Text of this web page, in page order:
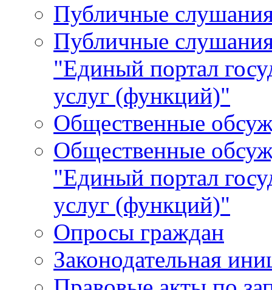
Публичные
Публичные
"Единый портал
услуг (функций)"
Общественные
Общественные
"Единый портал
услуг (функций)"
Опросы граждан
Законодательная